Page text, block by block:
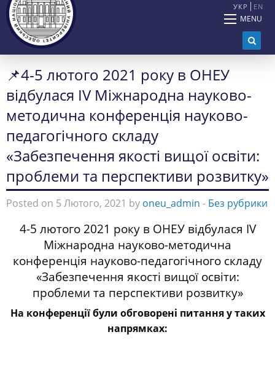
УКР EN
MENU
📌4-5 лютого 2021 року в ОНЕУ
відбулася ІV Міжнародна науково-
методична конференція науково-
педагогічного складу
«Забезпечення якості вищої освіти:
проблеми та перспективи розвитку»
Posted on 5 Лютого, 2021 by oneu_admin - Без рубрики
4-5 лютого 2021 року в ОНЕУ відбулася ІV
Міжнародна науково-методична
конференція науково-педагогічного складу
«Забезпечення якості вищої освіти:
проблеми та перспективи розвитку»
На конференції були обговорені питання у таких
напрямках: